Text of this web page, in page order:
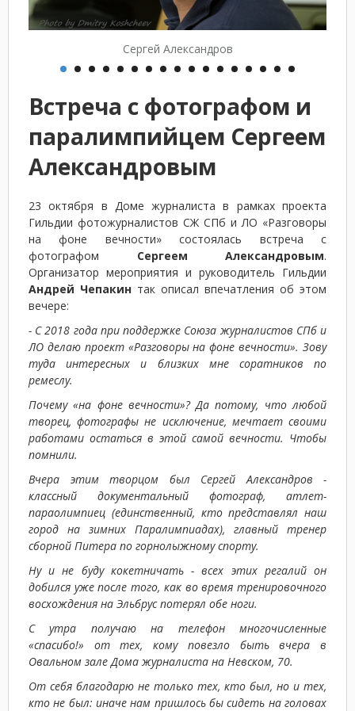
Сергей Александров
Встреча с фотографом и
паралимпийцем Сергеем
Александровым
23 октября в Доме журналиста в рамках проекта
Гильдии фотожурналистов СЖ СПб и ЛО «Разговоры
на фоне вечности» состоялась встреча с
фотографом Сергеем Александровым.
Организатор мероприятия и руководитель Гильдии
Андрей Чепакин так описал впечатления об этом
вечере:
- С 2018 года при поддержке Союза журналистов СПб и
ЛО делаю проект «Разговоры на фоне вечности». Зову
туда интересных и близких мне соратников по
ремеслу.
Почему «на фоне вечности»? Да потому, что любой
творец, фотографы не исключение, мечтает своими
работами остаться в этой самой вечности. Чтобы
помнили.
Вчера этим творцом был Сергей Александров -
классный документальный фотограф, атлет-
параолимпиец (единственный, кто представлял наш
город на зимних Паралимпиадах), главный тренер
сборной Питера по горнолыжному спорту.
Ну и не буду кокетничать - всех этих регалий он
добился уже после того, как во время тренировочного
восхождения на Эльбрус потерял обе ноги.
С утра получаю на телефон многочисленные
«спасибо!» от тех, кому повезло быть вчера в
Овальном зале Дома журналиста на Невском, 70.
От себя благодарю не только тех, кто был, но и тех,
кто не был: иначе нам пришлось бы сидеть на головах